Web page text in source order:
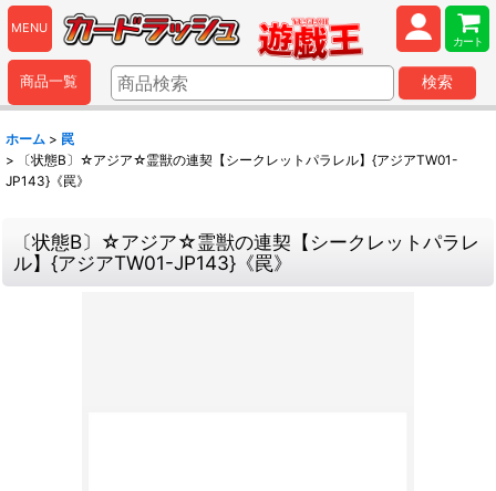
MENU
カート
商品一覧 検索
ホーム > 罠
>
〔状態B〕☆アジア☆霊獣の連契【シークレットパラレル】{アジアTW01-
JP143}《罠》
〔状態B〕☆アジア☆霊獣の連契【シークレットパラレ
ル】{アジアTW01-JP143}《罠》